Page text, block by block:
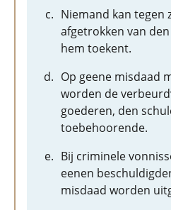
Niemand kan tegen
afgetrokken van
hem toekent.
Op geene misdaad
worden de
goederen, den
toebehoorende.
Bij criminele
eenen
misdaad worden